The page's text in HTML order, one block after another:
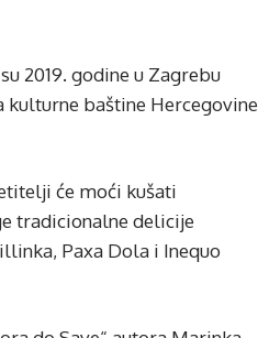
2019. godine u Zagrebu
baštine Hercegovine
će moći kušati
tradicionalne delicije
Paxa Dola i Inequo